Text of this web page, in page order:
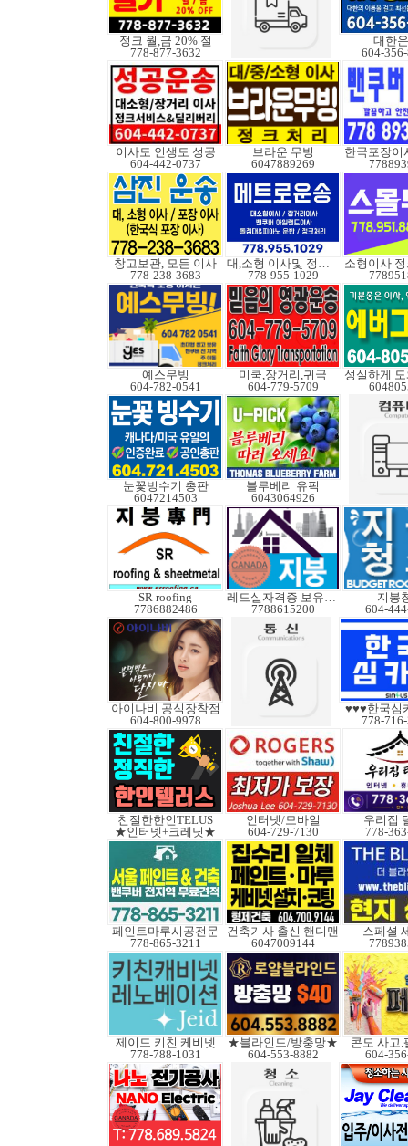
정크 월,금 20% 절
778-877-3632
대한
604-
이사도 인생도 성공
604-442-0737
브라운 무빙
6047889269
창고보관, 모든 이사
778-238-3683
대,소형 이사및 정크처
778-955-1029
예스무빙
604-782-0541
미쿡,장거리,귀국
604-779-5709
눈꽃빙수기 총판
6047214503
블루베리 유픽
6043064926
SR roofing
7786882486
레드실자격증 보유업체
7788615200
지붕
604-
아이나비 공식장착점
604-800-9978
♥♥♥한국심
778-
친절한한인TELUS
★인터넷+크레딧★
인터넷/모바일
604-729-7130
우리집
778-
페인트마루시공전문
778-865-3211
건축기사 출신 핸디맨
6047009144
스페셜
제이드 키친 케비넷
778-788-1031
★블라인드/방충망★
604-553-8882
콘도 사고.
604-